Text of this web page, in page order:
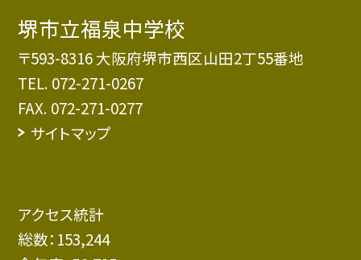
堺市立福泉中学校
〒593-8316 大阪府堺市西区山田2丁55番地
TEL. 072-271-0267
FAX. 072-271-0277
サイトマップ
アクセス統計
総数： 153,244